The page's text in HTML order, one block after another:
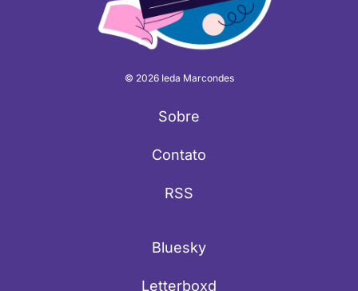
© 2026 Ieda Marcondes
Sobre
Contato
RSS
Bluesky
Letterboxd